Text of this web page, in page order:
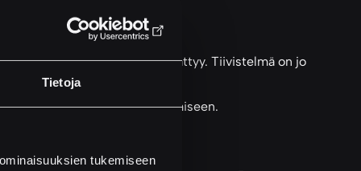
Tietoja
tukemiseen
ei halunnut tehdä. Puhelu päättyy. Tiivistelmä on jo
energiansa asiakaskohtaamiseen.